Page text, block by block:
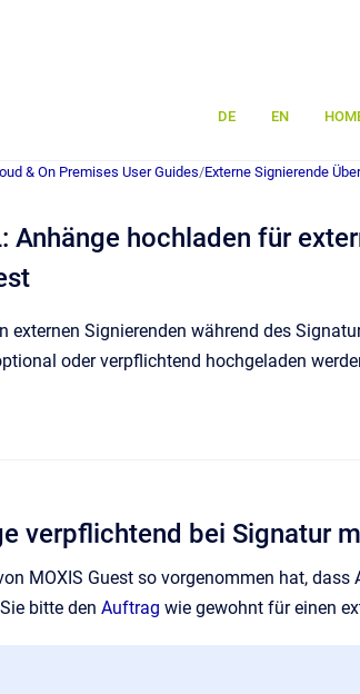
DE EN
& On Premises User Guides/Externe Signierende
Anhänge hochladen für
externen Signierenden während des
oder verpflichtend hochgeladen
verpflichtend bei Signatur
MOXIS Guest so vorgenommen hat,
bitte den Auftrag wie gewohnt für einen